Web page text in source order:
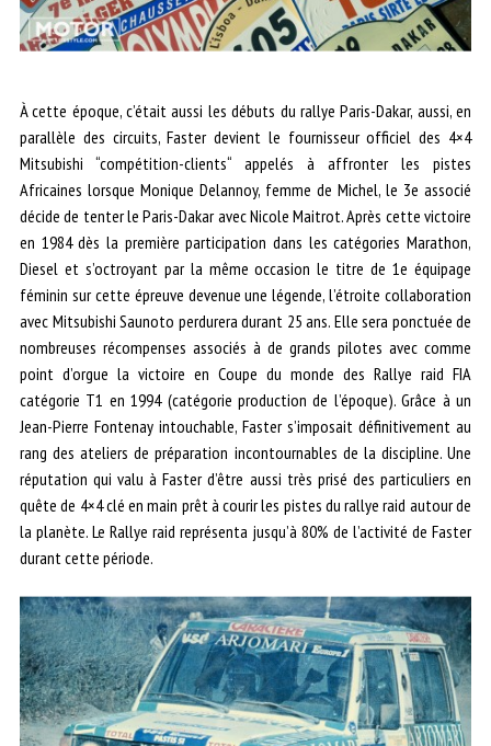
À cette époque, c’était aussi les débuts du rallye Paris-Dakar, aussi, en
parallèle des circuits, Faster devient le fournisseur officiel des 4×4
Mitsubishi “compétition-clients“ appelés à affronter les pistes
Africaines lorsque Monique Delannoy, femme de Michel, le 3e associé
décide de tenter le Paris-Dakar avec Nicole Maitrot. Après cette victoire
en 1984 dès la première participation dans les catégories Marathon,
Diesel et s’octroyant par la même occasion le titre de 1e équipage
féminin sur cette épreuve devenue une légende, l’étroite collaboration
avec Mitsubishi Saunoto perdurera durant 25 ans. Elle sera ponctuée de
nombreuses récompenses associés à de grands pilotes avec comme
point d’orgue la victoire en Coupe du monde des Rallye raid FIA
catégorie T1 en 1994 (catégorie production de l’époque). Grâce à un
Jean-Pierre Fontenay intouchable, Faster s’imposait définitivement au
rang des ateliers de préparation incontournables de la discipline. Une
réputation qui valu à Faster d’être aussi très prisé des particuliers en
quête de 4×4 clé en main prêt à courir les pistes du rallye raid autour de
la planète. Le Rallye raid représenta jusqu’à 80% de l’activité de Faster
durant cette période.